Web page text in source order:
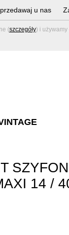
(szczegóły) i używamy
u nas
14 /